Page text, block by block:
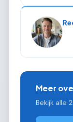
Meer
Bekijk alle